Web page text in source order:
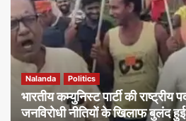
Nalanda Politics
भारतीय कम्युनिस्ट पार्टी की राष्ट्रीय
जनविरोधी नीतियों के खिलाफ बुलंद